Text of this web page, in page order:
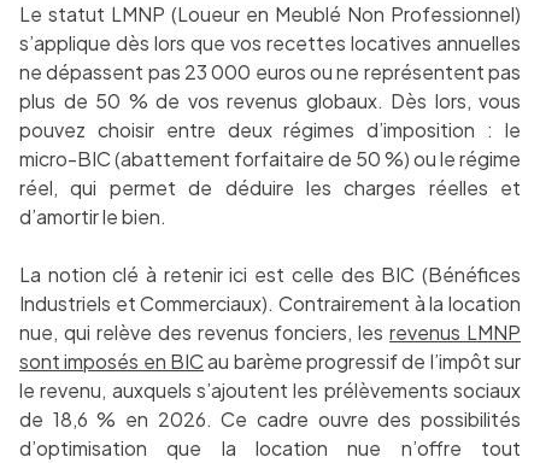
Le statut LMNP (Loueur en Meublé Non Professionnel)
s’applique dès lors que vos recettes locatives annuelles
ne dépassent pas 23 000 euros ou ne représentent pas
plus de 50 % de vos revenus globaux. Dès lors, vous
pouvez choisir entre deux régimes d’imposition : le
micro-BIC (abattement forfaitaire de 50 %) ou le régime
réel, qui permet de déduire les charges réelles et
d’amortir le bien.
La notion clé à retenir ici est celle des BIC (Bénéfices
Industriels et Commerciaux). Contrairement à la location
nue, qui relève des revenus fonciers, lesrevenus LMNP
sont imposés en BICau barème progressif de l’impôt sur
le revenu, auxquels s’ajoutent les prélèvements sociaux
de 18,6 % en 2026. Ce cadre ouvre des possibilités
d’optimisation que la location nue n’offre tout